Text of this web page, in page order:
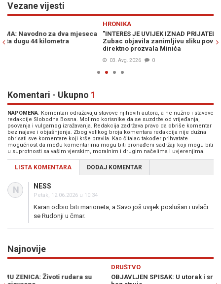
Vezane vijesti
"INTERES JE UVIJEK IZNAD PRIJATELJSTVA": Nataša Miljanović-
Zubac objavila zanimljivu sliku povodom pucnjave u Lukavici i
Komentari - Ukupno 1
NAPOMENA: Komentari odražavaju stavove njihovih autora, a ne nužno i stavove
redakcije Slobodna Bosna. Molimo korisnike da se suzdrže od vrijeđanja,
psovanja i vulgarnog izražavanja. Redakcija zadržava pravo da obriše komentar
bez najave i objašnjenja. Zbog velikog broja komentara redakcija nije dužna
obrisati sve komentare koji krše pravila. Kao čitalac također prihvatate
mogućnost da među komentarima mogu biti pronađeni sadržaji koji mogu biti
u suprotnosti sa vašim vjerskim, moralnim i drugim načelima i uvjerenjima.
LISTA KOMENTARA DODAJ KOMENTAR
N NESS
Petak, 12.06.2026 u 10:34
Karan odbio biti marioneta, a Savo još uvijek poslušan i uvlači
se Rudonji u čmar.
Najnovije
OBJAVLJEN SPISAK: U utorak i srijedu pojedine sarajevske ulice